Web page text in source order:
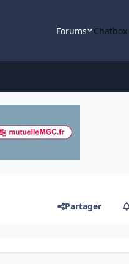
Forums Chatbox
Partager